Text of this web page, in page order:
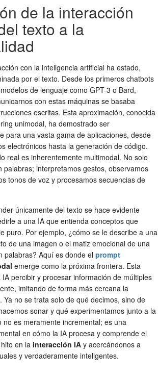
de la interacción
texto a la
con la inteligencia artificial ha estado,
por el texto. Desde los primeros chatbots
de lenguaje como GPT-3 o Bard,
con estas máquinas se basaba
escritas. Esta aproximación, conocida
unimodal, ha demostrado ser
para una vasta gama de aplicaciones, desde
electrónicos hasta la generación de código.
real es inherentemente multimodal. No solo
palabras; interpretamos gestos, observamos
tonos de voz y procesamos secuencias de
únicamente del texto se hace evidente
a una IA que entienda conceptos que
puro. Por ejemplo, ¿cómo se le describe a una
de una imagen o el matiz emocional de una
palabras? Aquí es donde el prompt
emerge como la próxima frontera. Esta
percibir y procesar información de múltiples
imitando de forma más cercana la
Ya no se trata solo de qué decimos, sino de
sonar y qué experimentamos junto a la
no es meramente incremental; es una
en cómo la IA procesa y comprende el
en la interacción IA y acercándonos a
y verdaderamente inteligentes.